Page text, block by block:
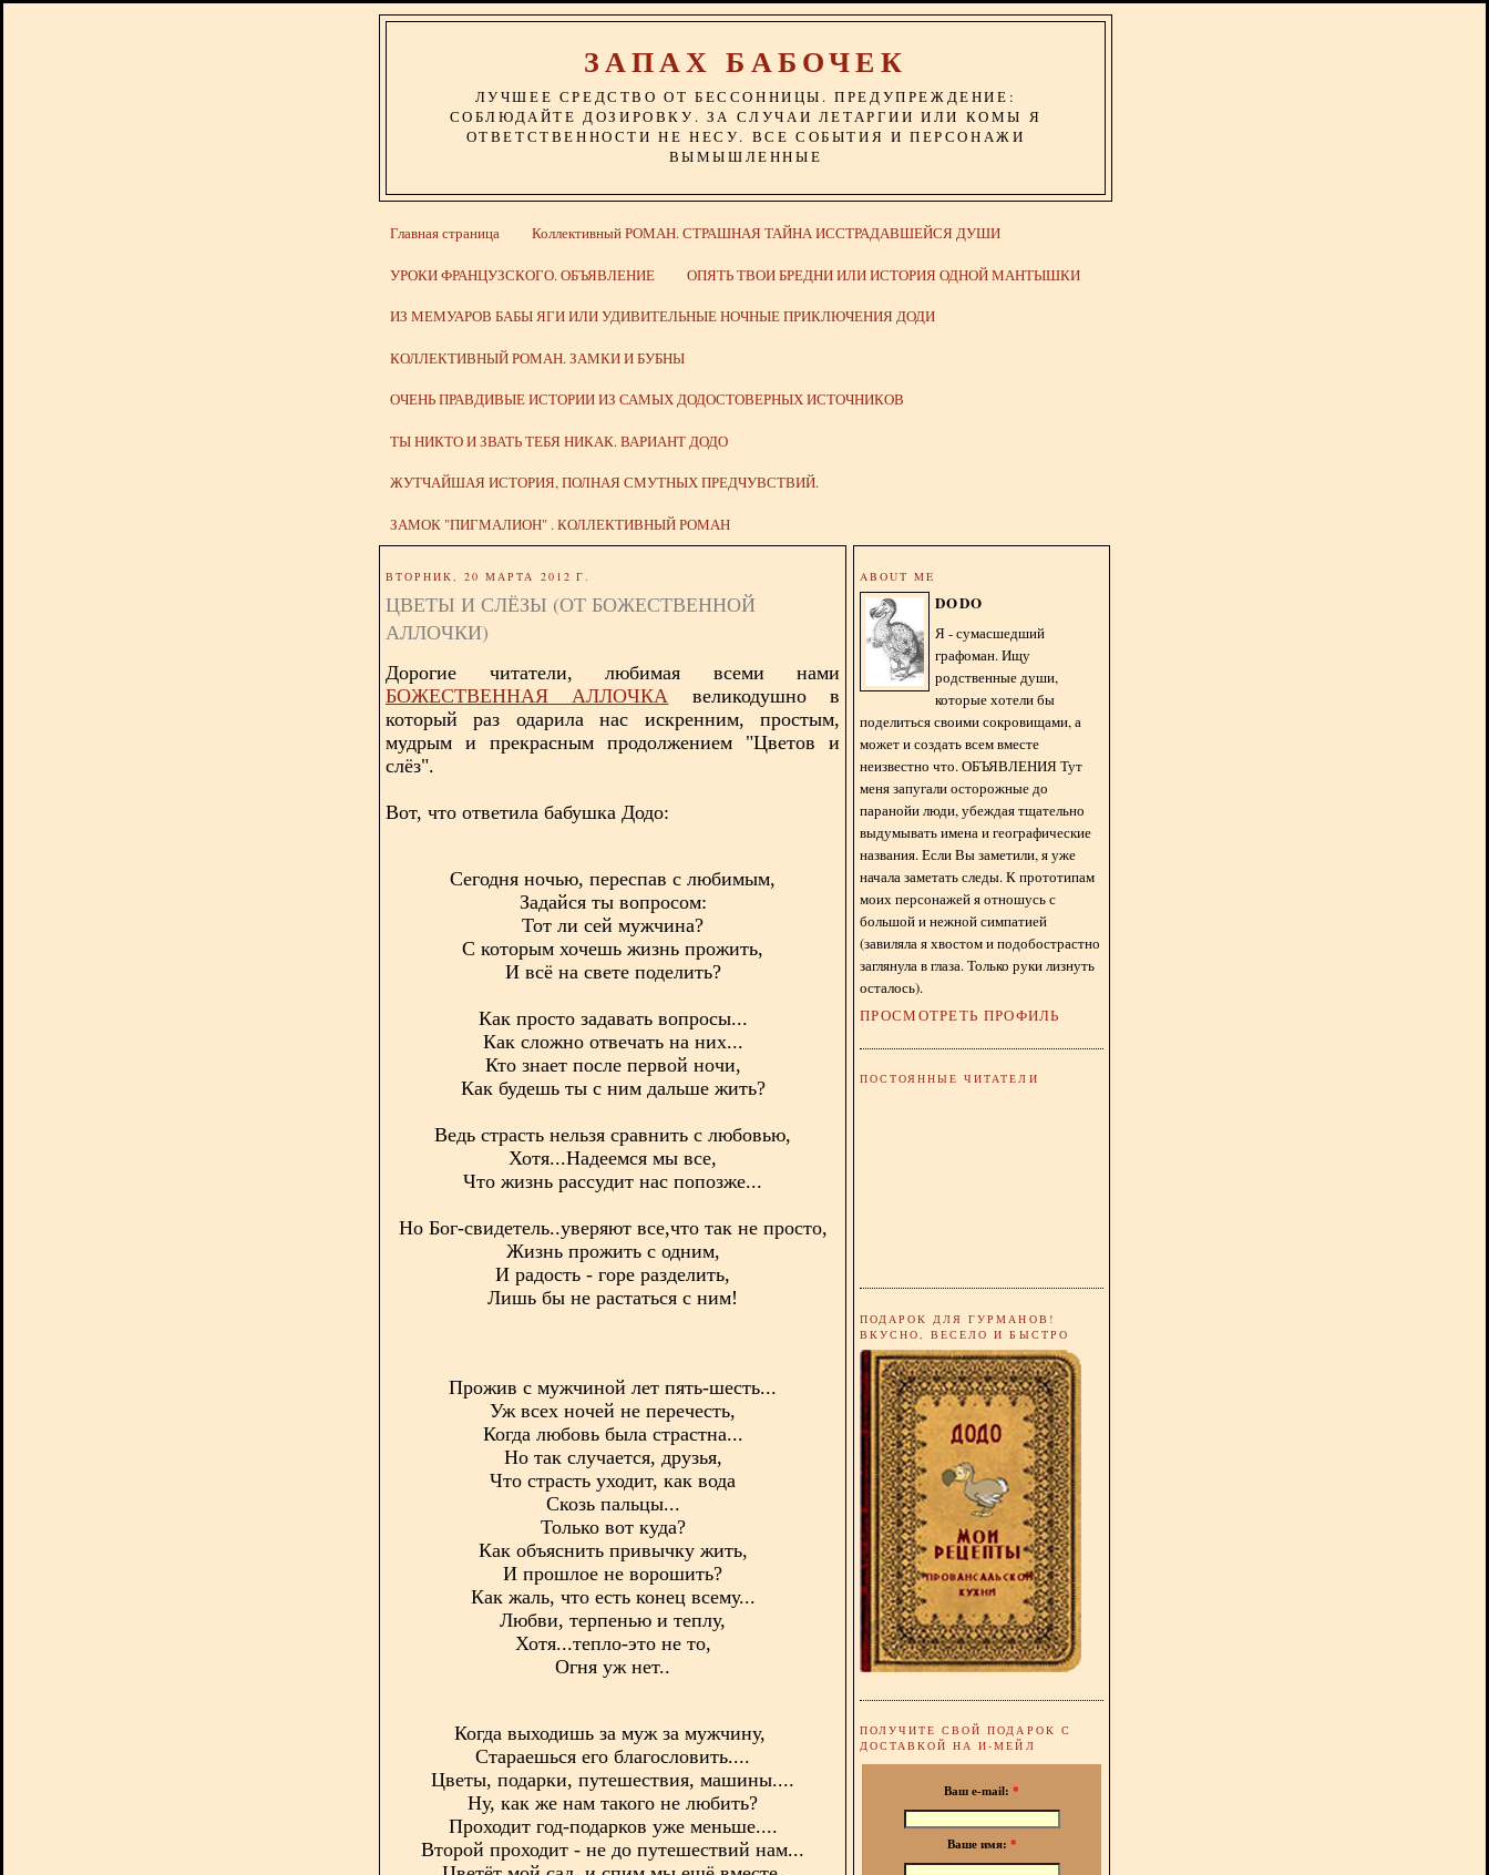
ЗАПАХ БАБОЧЕК
ЛУЧШЕЕ СРЕДСТВО ОТ БЕССОННИЦЫ. ПРЕДУПРЕЖДЕНИЕ:
СОБЛЮДАЙТЕ ДОЗИРОВКУ. ЗА СЛУЧАИ ЛЕТАРГИИ ИЛИ КОМЫ Я
ОТВЕТСТВЕННОСТИ НЕ НЕСУ. ВСЕ СОБЫТИЯ И ПЕРСОНАЖИ
ВЫМЫШЛЕННЫЕ
Главная страница Коллективный РОМАН. СТРАШНАЯ ТАЙНА ИССТРАДАВШЕЙСЯ ДУШИ
УРОКИ ФРАНЦУЗСКОГО. ОБЪЯВЛЕНИЕ ОПЯТЬ ТВОИ БРЕДНИ ИЛИ ИСТОРИЯ ОДНОЙ МАНТЫШКИ
ИЗ МЕМУАРОВ БАБЫ ЯГИ ИЛИ УДИВИТЕЛЬНЫЕ НОЧНЫЕ ПРИКЛЮЧЕНИЯ ДОДИ
КОЛЛЕКТИВНЫЙ РОМАН. ЗАМКИ И БУБНЫ
ОЧЕНЬ ПРАВДИВЫЕ ИСТОРИИ ИЗ САМЫХ ДОДОСТОВЕРНЫХ ИСТОЧНИКОВ
ТЫ НИКТО И ЗВАТЬ ТЕБЯ НИКАК. ВАРИАНТ ДОДО
ЖУТЧАЙШАЯ ИСТОРИЯ, ПОЛНАЯ СМУТНЫХ ПРЕДЧУВСТВИЙ.
ЗАМОК "ПИГМАЛИОН" . КОЛЛЕКТИВНЫЙ РОМАН
ВТОРНИК, 20 МАРТА 2012 Г.
ЦВЕТЫ И СЛЁЗЫ (ОТ БОЖЕСТВЕННОЙ
АЛЛОЧКИ)
Дорогие читатели, любимая всеми нами
БОЖЕСТВЕННАЯ АЛЛОЧКА
великодушно в
который раз одарила нас искренним, простым,
мудрым и прекрасным продолжением "Цветов и
слёз".
Вот, что ответила бабушка Додо:
Сегодня ночью, переспав с любимым,
Задайся ты вопросом:
Тот ли сей мужчина?
С которым хочешь жизнь прожить,
И всё на свете поделить?
Как просто задавать вопросы...
Как сложно отвечать на них...
Кто знает после первой ночи,
Как будешь ты с ним дальше жить?
Ведь страсть нельзя сравнить с любовью,
Хотя...Надеемся мы все,
Что жизнь рассудит нас попозже...
Но Бог-свидетель..уверяют все,что так не просто,
Жизнь прожить с одним,
И радость - горе разделить,
Лишь бы не растаться с ним!
Прожив с мужчиной лет пять-шесть...
Уж всех ночей не перечесть,
Когда любовь была страстна...
Но так случается, друзья,
Что страсть уходит, как вода
Скозь пальцы...
Только вот куда?
Как объяснить привычку жить,
И прошлое не ворошить?
Как жаль, что есть конец всему...
Любви, терпенью и теплу,
Хотя...тепло-это не то,
Огня уж нет..
Когда выходишь за муж за мужчину,
Стараешься его благословить....
Цветы, подарки, путешествия, машины....
Ну, как же нам такого не любить?
Проходит год-подарков уже меньше....
Второй проходит - не до путешествий нам...
ABOUT ME
DODO
Я - сумасшедший
графоман. Ищу
родственные души,
которые хотели бы
поделиться своими сокровищами, а
может и создать всем вместе
неизвестно что. ОБЪЯВЛЕНИЯ Тут
меня запугали осторожные до
паранойи люди, убеждая тщательно
выдумывать имена и географические
названия. Если Вы заметили, я уже
начала заметать следы. К прототипам
моих персонажей я отношусь с
большой и нежной симпатией
(завиляла я хвостом и подобострастно
заглянула в глаза. Только руки лизнуть
осталось).
ПРОСМОТРЕТЬ ПРОФИЛЬ
ПОСТОЯННЫЕ ЧИТАТЕЛИ
ПОДАРОК ДЛЯ ГУРМАНОВ!
ВКУСНО, ВЕСЕЛО И БЫСТРО
ПОЛУЧИТЕ СВОЙ ПОДАРОК С
ДОСТАВКОЙ НА И-МЕЙЛ
Ваш e-mail: *
Ваше имя: *